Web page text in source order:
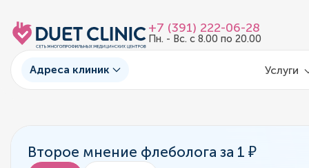
+7 (391) 222-06-28
Пн. - Вс. с 8.00 по 20.00
Адреса клиник Услуги
Второе мнение флеболога за 1 ₽